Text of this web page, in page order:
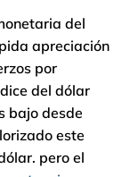
del
apreciación
por
del dólar
bajo desde
este
pero el